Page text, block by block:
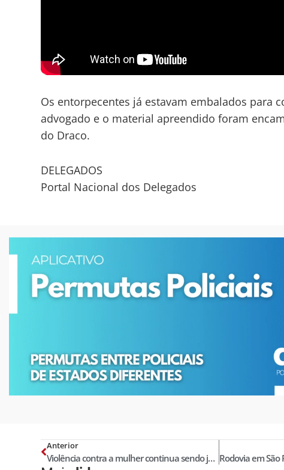
Os entorpecentes já estavam embalados para
advogado e o material apreendido foram
do Draco.
DELEGADOS
Portal Nacional dos Delegados
Anterior
Violência contra a mulher continua sendo justificada, e a culpa é do útero e da histeria